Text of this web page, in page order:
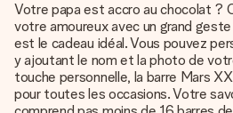
Votre papa est accro au chocolat ?
votre amoureux avec un grand
est le cadeau idéal. Vous pouvez
y ajoutant le nom et la photo de
touche personnelle, la barre Mars
pour toutes les occasions. Votre